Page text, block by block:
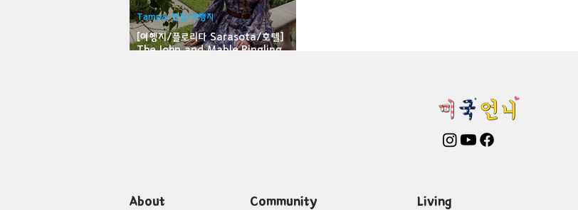
Bloomfield-맛집/여행지 Bloomington-맛집/여행지
Cambridge-맛집/여행지
Cascade Locks-맛집/여행지 Centerport-맛집/여행지
[여행지/플로리다 Sarasota/호텔]
The John and Mable Ringling
Tampa-맛집/여행지
About Community Living